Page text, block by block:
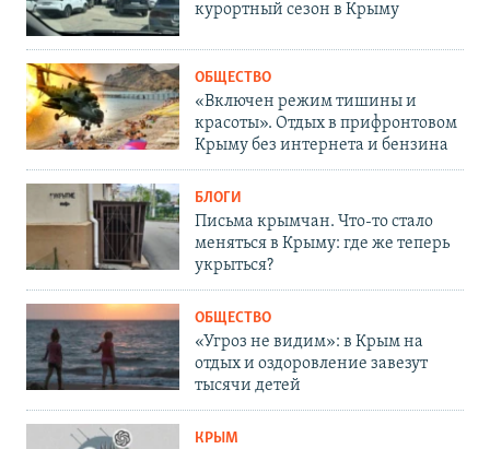
курортный сезон в Крыму
ОБЩЕСТВО
«Включен режим тишины и
красоты». Отдых в прифронтовом
Крыму без интернета и бензина
БЛОГИ
Письма крымчан. Что-то стало
меняться в Крыму: где же теперь
укрыться?
ОБЩЕСТВО
«Угроз не видим»: в Крым на
отдых и оздоровление завезут
тысячи детей
КРЫМ